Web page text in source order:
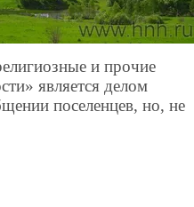
и прочие
является делом
поселенцев, но, не